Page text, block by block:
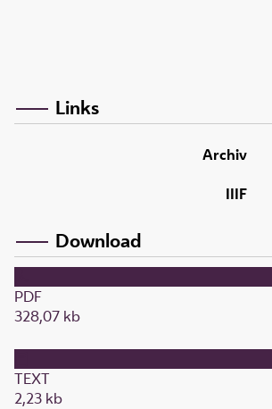
Links
Archiv
IIIF
Download
PDF
328,07 kb
TEXT
2,23 kb